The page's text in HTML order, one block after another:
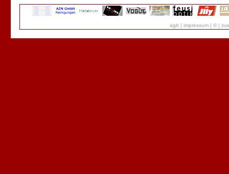
agb | impressum | © |